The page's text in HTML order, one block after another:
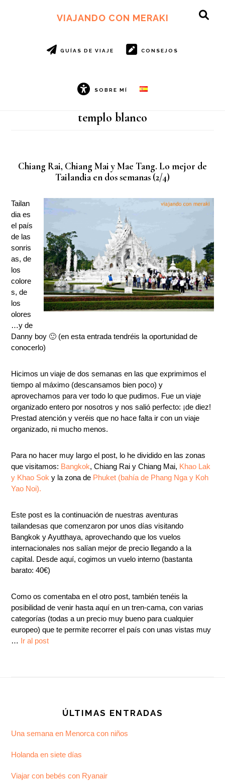
VIAJANDO CON MERAKI
GUÍAS DE VIAJE CONSEJOS
SOBRE MÍ
templo blanco
Chiang Rai, Chiang Mai y Mae Tang. Lo mejor de
Tailandia en dos semanas (2/4)
Tailan
dia es
el país
de las
sonris
as, de
los
colore
s, de
los
olores
…y de
Danny boy 🙂 (en esta entrada tendréis la oportunidad de
conocerlo)
Hicimos un viaje de dos semanas en las que exprimimos el
tiempo al máximo (descansamos bien poco) y
aprovechamos para ver todo lo que pudimos. Fue un viaje
organizado entero por nosotros y nos salió perfecto: ¡de diez!
Prestad atención y veréis que no hace falta ir con un viaje
organizado, ni mucho menos.
Para no hacer muy largo el post, lo he dividido en las zonas
que visitamos: Bangkok, Chiang Rai y Chiang Mai, Khao Lak
y Khao Sok y la zona de Phuket (bahía de Phang Nga y Koh
Yao Noi).
Este post es la continuación de nuestras aventuras
tailandesas que comenzaron por unos días visitando
Bangkok y Ayutthaya, aprovechando que los vuelos
internacionales nos salían mejor de precio llegando a la
capital. Desde aquí, cogimos un vuelo interno (bastanta
barato: 40€)
Como os comentaba en el otro post, también tenéis la
posibilidad de venir hasta aquí en un tren-cama, con varias
categorías (todas a un precio muy bueno para cualquier
europeo) que te permite recorrer el país con unas vistas muy
… Ir al post
ÚLTIMAS ENTRADAS
Una semana en Menorca con niños
Holanda en siete días
Viajar con bebés con Ryanair